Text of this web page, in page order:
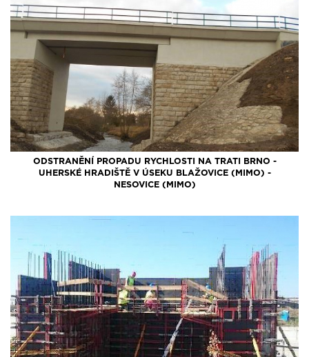
ODSTRANĚNÍ PROPADU RYCHLOSTI NA TRATI BRNO -
UHERSKÉ HRADIŠTĚ V ÚSEKU BLAŽOVICE (MIMO) -
NESOVICE (MIMO)